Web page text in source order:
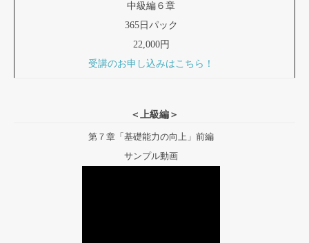
中級編６章
365日パック
22,000円
受講のお申し込みはこちら！
＜上級編＞
第７章「基礎能力の向上」前編
サンプル動画